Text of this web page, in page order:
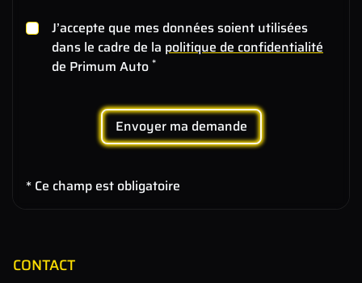
J’accepte que mes données soient utilisées
dans le cadre de la politique de confidentialité
de Primum Auto *
Envoyer ma demande
* Ce champ est obligatoire
CONTACT